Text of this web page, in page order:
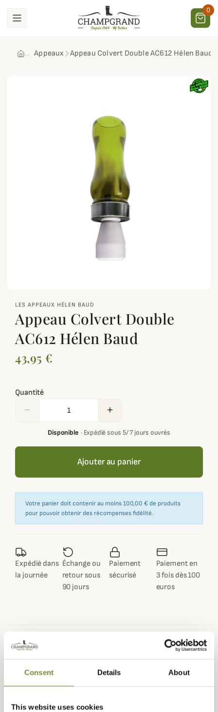
Consent Details About
This website uses cookies
0
Appeaux Appeau Colvert Double AC612 Hélen Baud
LES APPEAUX HÉLEN BAUD
Appeau Colvert Double
AC612 Hélen Baud
43,95 €
Quantité
remove add
Disponible· Expédié sous 5/ 7 jours ouvrés
Ajouter au panier
Votre panier doit contenir au moins 100,00 € de produits
pour pouvoir obtenir des récompenses fidélité.
Expédié dans
la journée
Échange ou
retour sous
90 jours
Paiement
sécurisé
Paiement en
3 fois dès 100
euros
Description
Champgrand vous présente l'appeau double lamelles
son est un peu plus nasillard avec une portée un peu